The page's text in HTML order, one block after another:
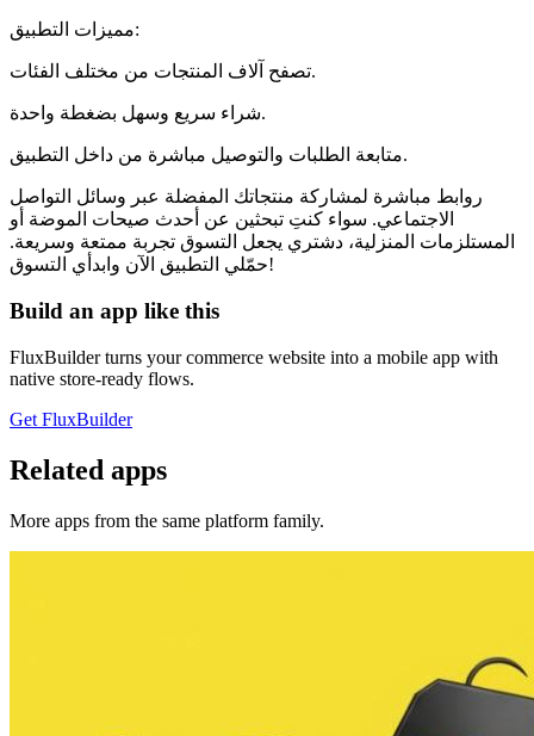
مميزات التطبيق:
تصفح آلاف المنتجات من مختلف الفئات.
شراء سريع وسهل بضغطة واحدة.
متابعة الطلبات والتوصيل مباشرة من داخل التطبيق.
روابط مباشرة لمشاركة منتجاتك المفضلة عبر وسائل التواصل
الاجتماعي. سواء كنتِ تبحثين عن أحدث صيحات الموضة أو
المستلزمات المنزلية، دشتري يجعل التسوق تجربة ممتعة وسريعة.
حمّلي التطبيق الآن وابدأي التسوق!
Build an app like this
FluxBuilder turns your commerce website into a mobile app with
native store-ready flows.
Get FluxBuilder
Related apps
More apps from the same platform family.